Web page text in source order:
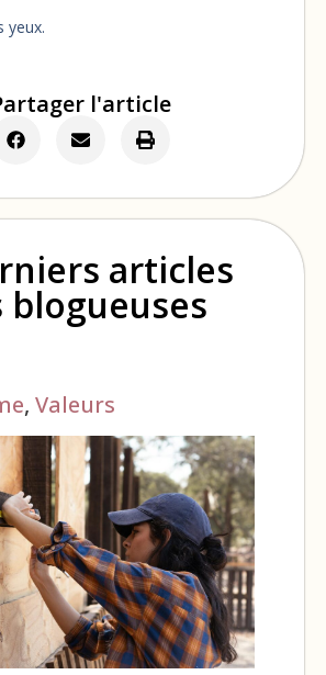
yeux.
l'article
articles
blogueuses
, Valeurs